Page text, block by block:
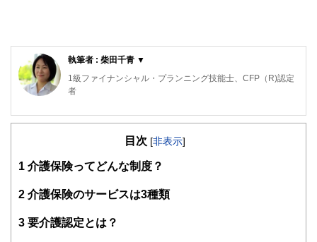
執筆者 : 柴田千青 ▼
1級ファイナンシャル・プランニング技能士、CFP（R)認定
者
2級DCプランナー/精神保健福祉士/キッズ・マネー・ステー
出産を機にメーカーの技術職から転身。自身の資産管理や相
らないFPとして独立。次世代に伝えるための金銭教育活動
とともに、セミナー講師・WEB記事を中心とした執筆・個
別相談などを行う。
目次 [非表示]
1 介護保険ってどんな制度？
2 介護保険のサービスは3種類
3 要介護認定とは？